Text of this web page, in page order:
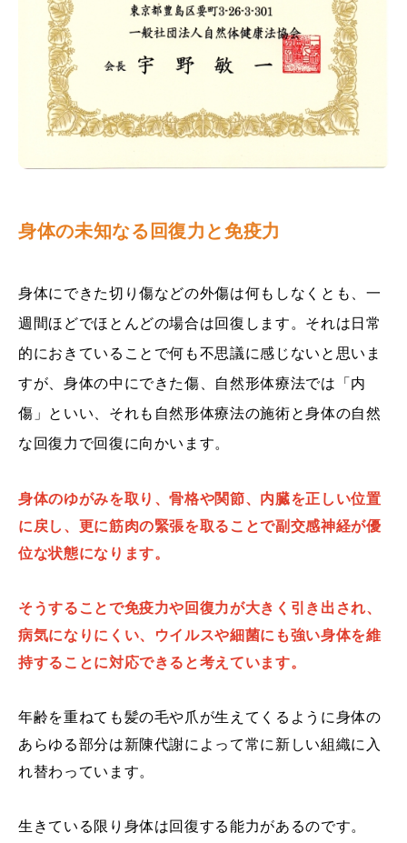
身体の未知なる回復力と免疫力
身体にできた切り傷などの外傷は何もしなくとも、一
週間ほどでほとんどの場合は回復します。それは日常
的におきていることで何も不思議に感じないと思いま
すが、身体の中にできた傷、自然形体療法では「内
傷」といい、それも自然形体療法の施術と身体の自然
な回復力で回復に向かいます。
身体のゆがみを取り、骨格や関節、内臓を正しい位置
に戻し、更に筋肉の緊張を取ることで副交感神経が優
位な状態になります。
そうすることで免疫力や回復力が大きく引き出され、
病気になりにくい、ウイルスや細菌にも強い身体を維
持することに対応できると考えています。
年齢を重ねても髪の毛や爪が生えてくるように身体の
あらゆる部分は新陳代謝によって常に新しい組織に入
れ替わっています。
生きている限り身体は回復する能力があるのです。